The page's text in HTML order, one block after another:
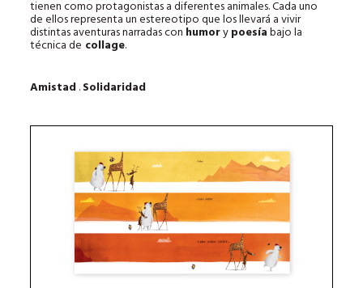
tienen como protagonistas a diferentes animales. Cada uno
de ellos representa un estereotipo que los llevará a vivir
distintas aventuras narradas con humorypoesíabajo la
técnica de collage.
Amistad.Solidaridad